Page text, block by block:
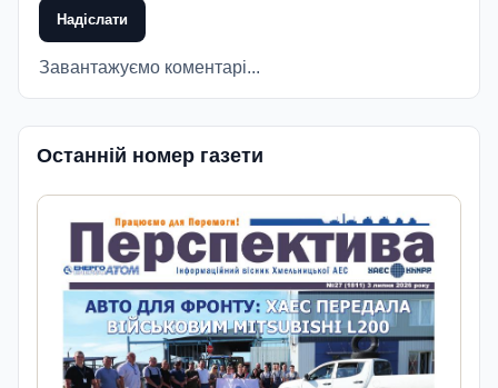
Надіслати
Завантажуємо коментарі...
Останній номер газети